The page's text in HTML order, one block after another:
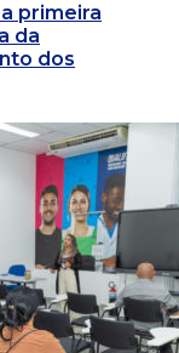
primeira
da
dos